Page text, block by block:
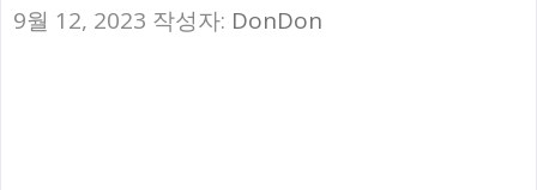
뛰9월 12, 2023 작성자: DonDon